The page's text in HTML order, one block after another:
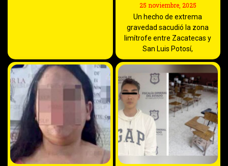
25 noviembre, 2025
Un hecho de extrema
gravedad sacudió la zona
limítrofe entre Zacatecas y
San Luis Potosí,